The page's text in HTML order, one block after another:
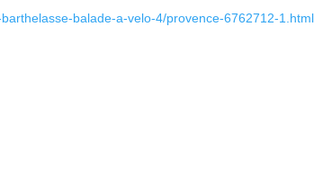
balade-a-velo-4/provence-6762712-1.html